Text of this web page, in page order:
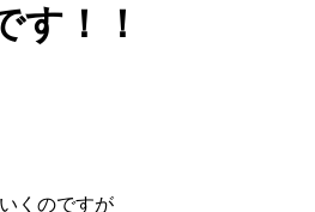
す！！
くのですが